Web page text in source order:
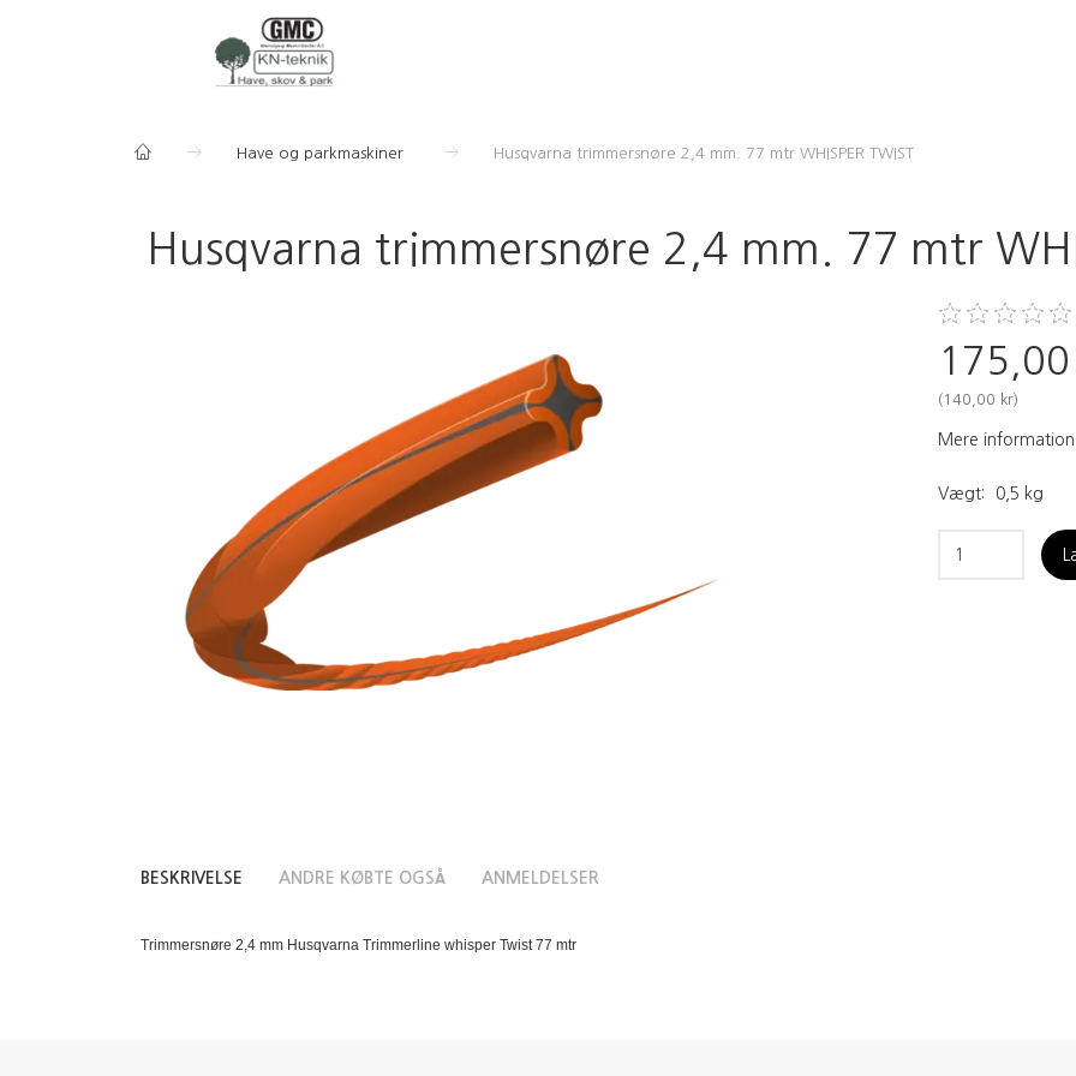
Have og parkmaskiner Husqvarna trimmersnøre 2,4 mm. 77 mtr WHISPER TWIST
Husqvarna trimmersnøre 2,4 mm. 77 mtr
(140,00 kr)
Mere information
Vægt: 0,5 kg
BESKRIVELSE ANDRE KØBTE OGSÅ ANMELDELSER
Trimmersnøre 2,4 mm Husqvarna Trimmerline whisper Twist 77 mtr